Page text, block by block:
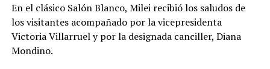
En el clásico Salón Blanco, Milei recibió los saludos de
los visitantes acompañado por la vicepresidenta
Victoria Villarruel y por la designada canciller, Diana
Mondino.